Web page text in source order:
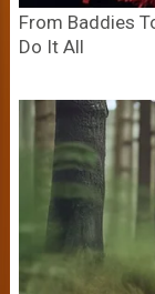
From Baddies
Do It All